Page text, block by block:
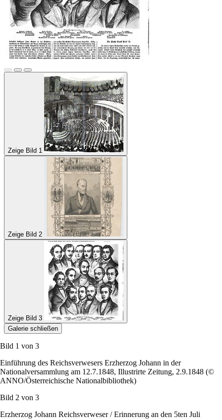
Zeige Bild 1
Zeige Bild 2
Zeige Bild 3
Galerie schließen
Bild 1 von 3
Einführung des Reichsverwesers Erzherzog Johann in der
Nationalversammlung am 12.7.1848, Illustrirte Zeitung, 2.9.1848 (©
ANNO/Österreichische Nationalbibliothek)
Bild 2 von 3
Erzherzog Johann Reichsverweser / Erinnerung an den 5ten Juli